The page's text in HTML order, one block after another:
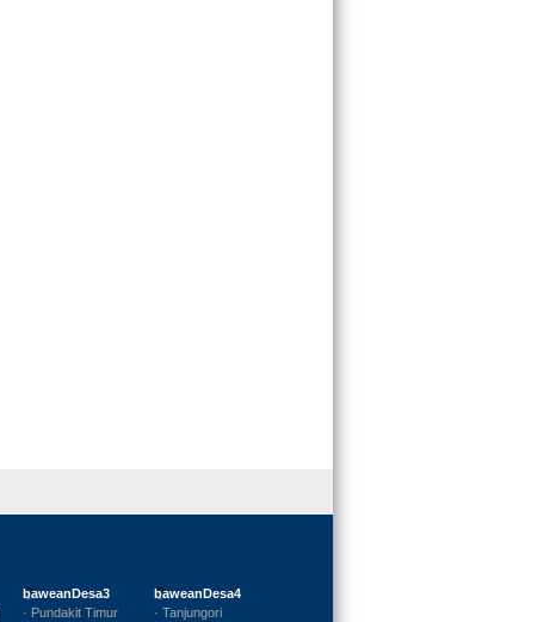
baweanDesa3
· Pundakit Timur
baweanDesa4
· Tanjungori